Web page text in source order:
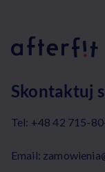
Skontaktuj
Tel: +48 42 715-
Email: